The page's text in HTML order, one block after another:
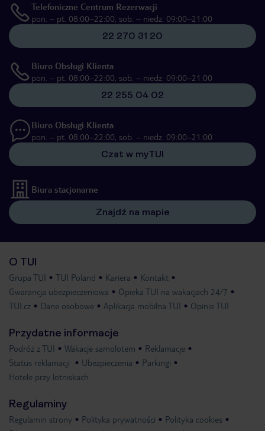
Telefoniczne Centrum Rezerwacji
pon. – pt. 08:00–22:00, sob. – niedz. 09:00–21:00
22 270 31 20
Biuro Obsługi Klienta
pon. – pt. 08:00–22:00, sob. – niedz. 09:00–21:00
22 255 04 02
Biuro Obsługi Klienta
pon. – pt. 08:00–22:00, sob. – niedz. 09:00–21:00
Czat w myTUI
Biura stacjonarne
Znajdź na mapie
O TUI
Grupa TUI TUI Poland Kariera
Kontakt
Gwarancja ubezpieczeniowa
Opieka TUI na wakacjach 24/7
TUI.cz
Dane osobowe Aplikacja mobilna TUI Opinie TUI
Przydatne informacje
Podróż z TUI Wakacje samolotem
Reklamacje
Status reklamacji
Ubezpieczenia
Parkingi
Hotele przy lotniskach
Regulaminy
Regulamin strony Polityka prywatności
Polityka cookies